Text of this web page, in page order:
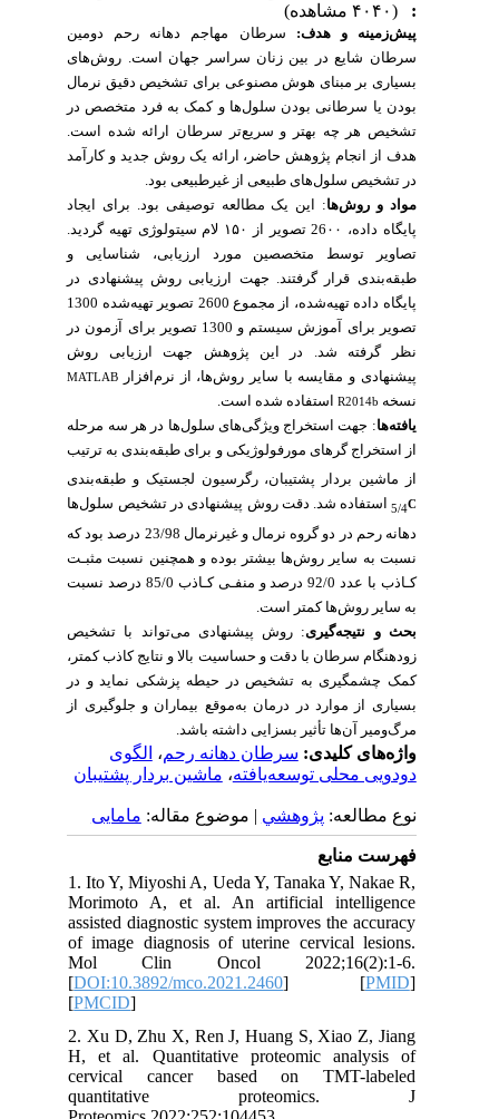
پیش‌زمینه و هدف:سرطان مهاجم دهانه رحم دومین
سرطان شایع در بین زنان سراسر جهان است. روش‌های
بسیاری بر مبنای هوش مصنوعی برای تشخیص دقیق نرمال
بودن یا سرطانی بودن سلول‌ها و کمک به فرد متخصص در
تشخیص هر چه بهتر و سریع‌تر سرطان ارائه شده است.
هدف از انجام پژوهش حاضر، ارائه یک روش جدید و کارآمد
در تشخیص سلول‌های طبیعی از غیرطبیعی بود.
مواد و روش‌ها: این یک مطالعه توصیفی بود. برای ایجاد
پایگاه داده، 26۰۰ تصویر از ۱۵۰ لام سیتولوژی تهیه گردید.
تصاویر توسط متخصصین مورد ارزیابی، شناسایی و
طبقه‌بندی قرار گرفتند. جهت ارزیابی روش پیشنهادی در
پایگاه داده تهیه‌شده، از مجموع 2600 تصویر تهیه‌شده 1300
تصویر برای آموزش سیستم و 1300 تصویر برای آزمون در
نظر گرفته شد.
در این پژوهش جهت ارزیابی روش
پیشنهادی و مقایسه با سایر روش‌ها، از نرم‌افزار
MATLAB
نسخهR2014bاستفاده شده است.
یافته‌ها: جهت استخراج ویژگی‌های سلول‌ها در هر سه مرحله
از استخراج گرهای مورفولوژیکی و برای طبقه‌بندی به ترتیب
از ماشین بردار پشتیبان، رگرسیون لجستیک و طبقه‌بندی
5/4 استفاده شد.دقت روش پیشنهادی در تشخیص سلول‌ها
دهانه رحم در دو گروه نرمال و غیرنرمال 23/98 درصد بود که
نسبت به سایر روش‌ها بیشتر بوده و همچنین نسبت مثبـت
کـاذب با عدد 92/0 درصد و منفـی کـاذب 85/0 درصد نسبت
به سایر روش‌ها کمتر است.
بحث و نتیجه‌گیری : روش پیشنهادی می‌تواند با تشخیص
زودهنگام سرطان با دقت و حساسیت بالا و نتایج کاذب کمتر،
کمک چشمگیری به تشخیص در حیطه پزشکی نماید و در
بسیاری از موارد در درمان به‌موقع بیماران و جلوگیری از
مرگ‌و‌میر آن‌ها تأثیر بسزایی داشته باشد.
واژه‌های کلیدی:سرطان دهانه رحم،الگوی
دودویی محلی توسعه‌یافته،ماشین بردار پشتیبان
نوع مطالعه:پژوهشي| موضوع مقاله:مامایی
فهرست منابع
1. Ito Y, Miyoshi A, Ueda Y, Tanaka Y, Nakae R,
Morimoto A, et al. An artificial intelligence
assisted diagnostic system improves the accuracy
of image diagnosis of uterine cervical lesions.
Mol Clin Oncol 2022;16(2):1-6.
[DOI:10.3892/mco.2021.2460 ] [PMID
[PMCID
2. Xu D, Zhu X, Ren J, Huang S, Xiao Z, Jiang
H, et al. Quantitative proteomic analysis of
cervical cancer based on TMT-labeled
quantitative proteomics. J